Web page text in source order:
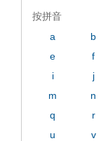
按拼音
a
b
e
f
i
j
m
n
q
r
u
v